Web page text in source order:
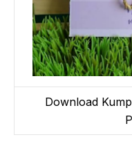
Download